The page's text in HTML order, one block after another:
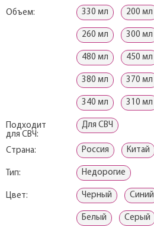
Объем: 330 мл 200 мл
260 мл 300 мл
480 мл 450 мл
380 мл 370 мл
340 мл 310 мл
Подходит
для СВЧ:
Для СВЧ
Страна: Россия Китай
Тип: Недорогие
Цвет: Черный Синий
Белый Серый